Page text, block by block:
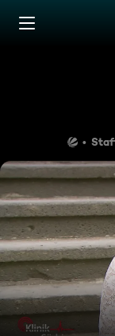
Zum Inhalt